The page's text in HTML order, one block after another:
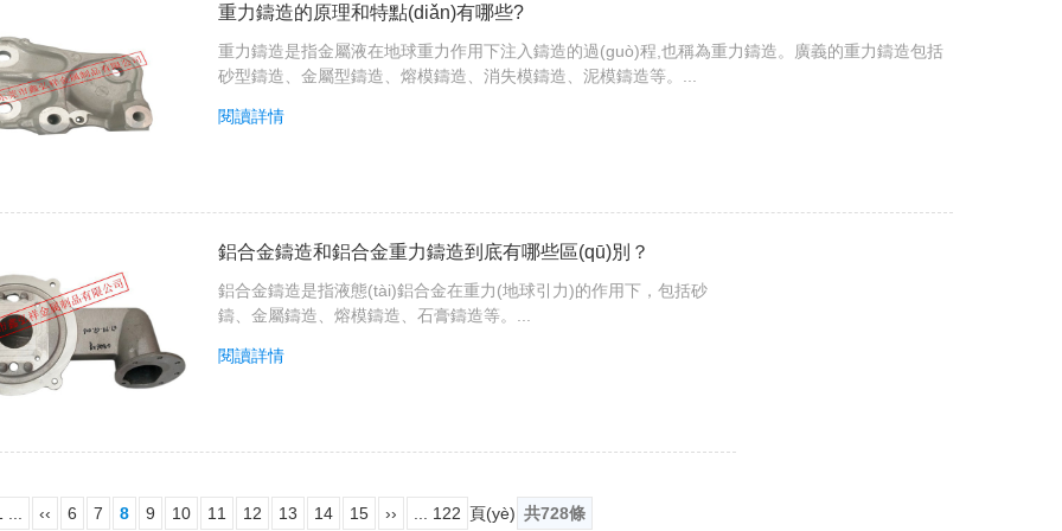
重力鑄造的原理和特點(diǎn)有哪些?
重力鑄造是指金屬液在地球重力作用下注入鑄造的過(guò)程,也稱為重力鑄造。廣義的重力鑄造包括
砂型鑄造、金屬型鑄造、熔模鑄造、消失模鑄造、泥模鑄造等。...
閱讀詳情
鋁合金鑄造和鋁合金重力鑄造到底有哪些區(qū)別？
鋁合金鑄造是指液態(tài)鋁合金在重力(地球引力)的作用下，包括砂
鑄、金屬鑄造、熔模鑄造、石膏鑄造等。...
閱讀詳情
‹‹ 6 7 8 9 10 11 12 13 14 15 ›› ... 122 頁(yè) 共728條